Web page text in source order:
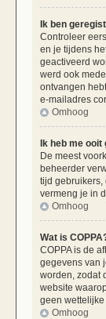
Ik ben
Controleer
en je tijdens
geactiveerd
werd ook
ontvangen
e-mailadres
Omhoog
Ik heb me
De meest
beheerder
tijd gebruikers,
vermeng je in
Omhoog
Wat is
COPPA is de
gegevens van
worden, zodat
website
geen
Omhoog